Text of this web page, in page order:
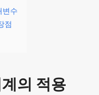
변수
점
의 적용